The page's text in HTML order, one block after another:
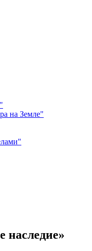
на Земле"
наследие»